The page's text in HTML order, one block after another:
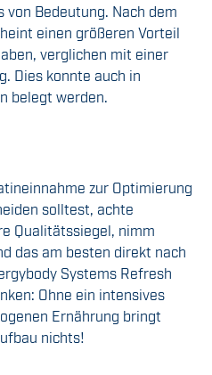
Bedeutung. Nach dem
einen größeren Vorteil
verglichen mit einer
Dies konnte auch in
belegt werden.
zur Optimierung
solltest, achte
Qualitätssiegel, nimm
das am besten direkt nach
Systems Refresh
Ohne ein intensives
Ernährung bringt
nichts!